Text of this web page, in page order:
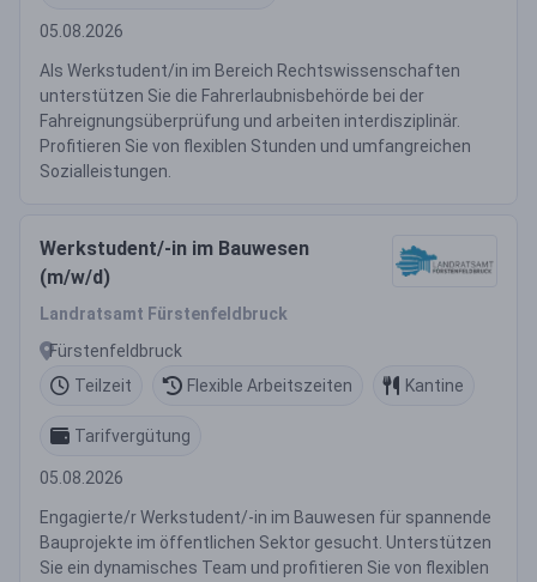
05.08.2026
Als Werkstudent/in im Bereich Rechtswissenschaften
unterstützen Sie die Fahrerlaubnisbehörde bei der
Fahreignungsüberprüfung und arbeiten interdisziplinär.
Profitieren Sie von flexiblen Stunden und umfangreichen
Sozialleistungen.
Werkstudent/-in im Bauwesen
(m/w/d)
Landratsamt Fürstenfeldbruck
Fürstenfeldbruck
Teilzeit
Flexible Arbeitszeiten Kantine
Tarifvergütung
05.08.2026
Engagierte/r Werkstudent/-in im Bauwesen für spannende
Bauprojekte im öffentlichen Sektor gesucht. Unterstützen
Sie ein dynamisches Team und profitieren Sie von flexiblen